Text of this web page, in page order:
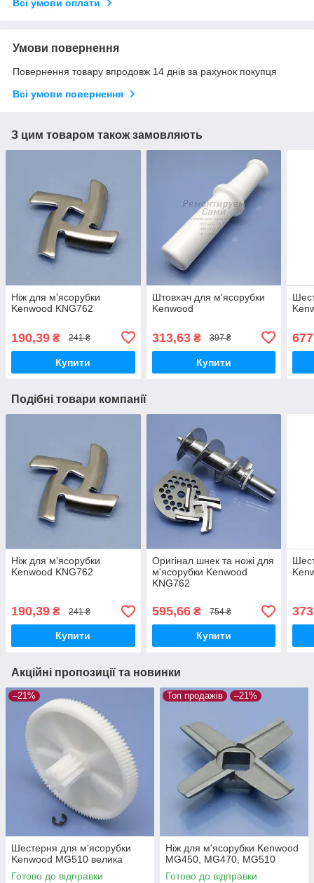
Всі умови оплати
Умови повернення
Повернення товару впродовж 14 днів за рахунок покупця
Всі умови повернення
З цим товаром також замовляють
Ніж для м'ясорубки
Kenwood KNG762
190,39 ₴ 241 ₴
Купити
Штовхач для м'ясорубки
Kenwood
313,63₴ 397 ₴
Купити
Подібні товари компанії
Ніж для м'ясорубки
Kenwood KNG762
190,39 ₴ 241 ₴
Купити
Оригінал шнек та ножі для
м'ясорубки Kenwood
KNG762
595,66₴ 754 ₴
Купити
Акційні пропозиції та новинки
–21%
Шестерня для м'ясорубки
Kenwood MG510 велика
Готово до відправки
Топ продажів –21%
Ніж для м'ясорубки Kenwood
MG450, MG470, MG510
Готово до відправки